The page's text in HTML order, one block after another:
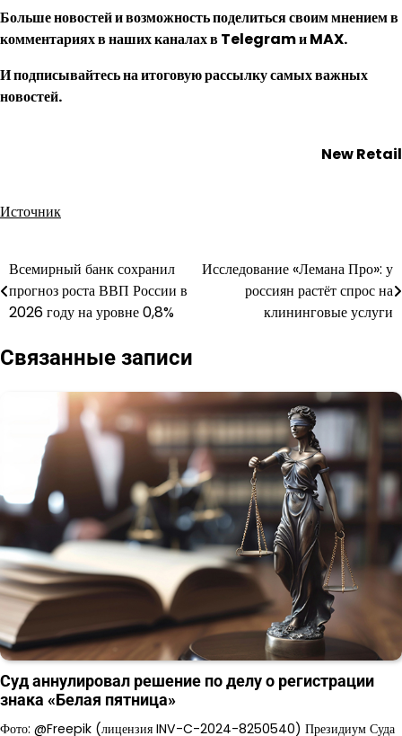
Больше новостей и возможность поделиться своим мнением в
комментариях в наших каналах вTelegramиMAX.
Иподписывайтесьна итоговую рассылку самых важных
новостей.
New Retail
Источник
Навигация
по
Всемирный банк сохранил
прогноз роста ВВП России в
2026 году на уровне 0,8%
Исследование «Лемана Про»: у
россиян растёт спрос на
клининговые услуги
Связанные записи
Суд аннулировал решение по делу о регистрации
знака «Белая пятница»
Фото: @Freepik (лицензия INV-C-2024-8250540) Президиум Суда